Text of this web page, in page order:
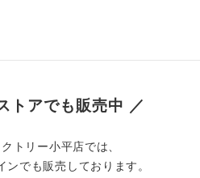
トアでも販売中 ／
トリー小平店では、
でも販売しております。